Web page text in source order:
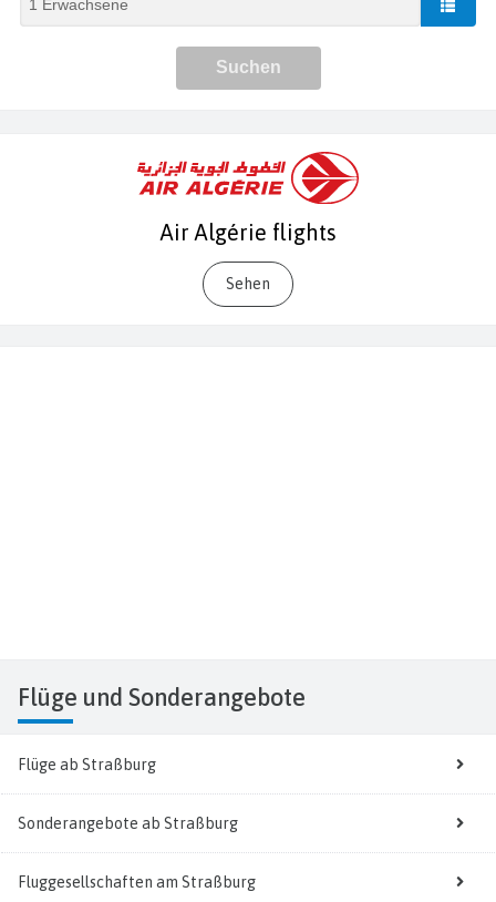
Air Algérie flights
Sehen
Flüge und Sonderangebote
Flüge ab Straßburg
Sonderangebote ab Straßburg
Fluggesellschaften am Straßburg